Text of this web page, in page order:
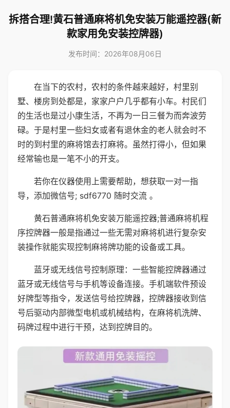
拆搭合理!黄石普通麻将机免安装万能遥控器(新
款家用免安装控牌器)
发布时间：2026年08月06日
在当下的农村，农村的条件越来越好，村里别
墅、楼房到处都是，家家户户几乎都有小车。村民们
的生活也是过小康生活，不再为一日三餐为而奔波劳
碌。于是村里一些妇女或者有退休金的老人就会时不
时的到村里的麻将馆去打麻将。虽然打得小，但如果
经常输也是一笔不小的开支。
若你在仪器使用上需要帮助，想获取一对一指
导，添加微信号; sdf6770 随时交流 。
黄石普通麻将机免安装万能遥控器;普通麻将机程
序控牌器一般是指通过一些无需对麻将机进行复杂安
装操作就能实现控制麻将牌功能的设备或工具。
蓝牙或无线信号控制原理：一些智能控牌器通过
蓝牙或无线信号与手机等设备连接。手机端软件预设
好牌型等指令，发送信号给控牌器，控牌器接收到信
号后驱动内部微型电机或机械结构，在麻将机洗牌、
码牌过程中进行干预，达到控牌目的。